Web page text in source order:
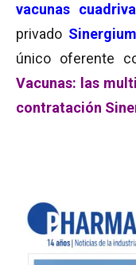
vacunas
privado
único oferente
Vacunas: las
contratación